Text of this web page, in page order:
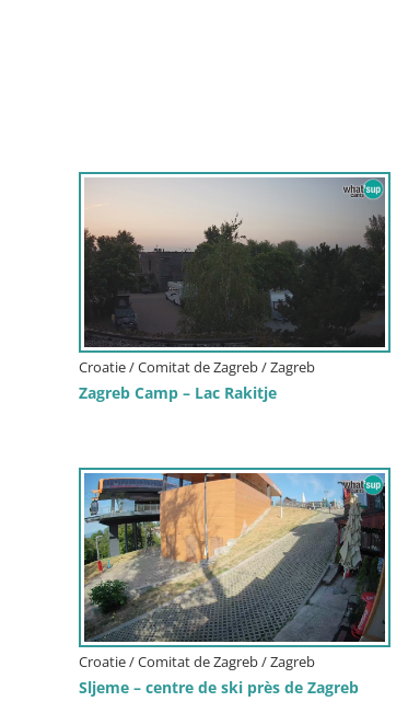
Croatie / Comitat de Zagreb / Zagreb
Zagreb Camp – Lac Rakitje
Croatie / Comitat de Zagreb / Zagreb
Sljeme – centre de ski près de Zagreb